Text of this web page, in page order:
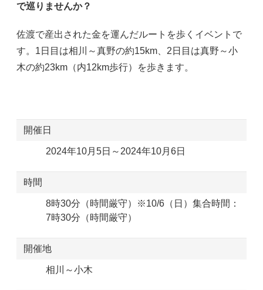
で巡りませんか？
佐渡で産出された金を運んだルートを歩くイベントで
す。1日目は相川～真野の約15km、2日目は真野～小
木の約23km（内12km歩行）を歩きます。
開催日
2024年10月5日～2024年10月6日
時間
8時30分（時間厳守）※10/6（日）集合時間：
7時30分（時間厳守）
開催地
相川～小木